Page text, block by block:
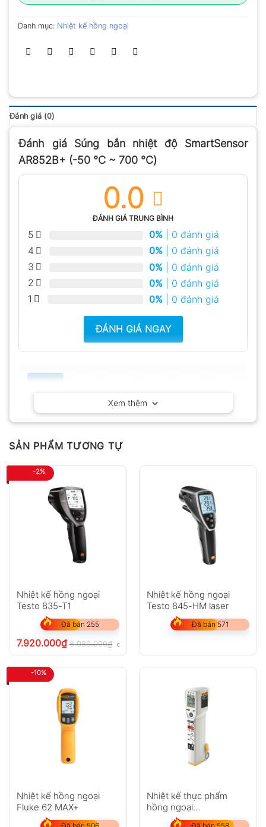
Danh mục: Nhiệt kế hồng ngoại
Đánh giá (0)
Đánh giá Súng bắn nhiệt độ SmartSensor
AR852B+ (-50 ℃ ~ 700 ℃)
0.0
ĐÁNH GIÁ TRUNG BÌNH
5 0% | 0 đánh giá
4
0% | 0 đánh giá
3
0% | 0 đánh giá
2
0% | 0 đánh giá
1
0% | 0 đánh giá
ĐÁNH GIÁ NGAY
Có ảnh
Chưa có đánh giá nào.
Hỏi đáp
Không có bình luận nào
Xem thêm
SẢN PHẨM TƯƠNG TỰ
-2%
Nhiệt kế hồng ngoại
Testo 835-T1
Đã bán 255
7.920.000₫ 8.080.000₫ chưa VAT 8%
Nhiệt kế hồng ngoại
Testo 845-HM laser
Đã bán 571
-10%
Nhiệt kế hồng ngoại
Fluke 62 MAX+
Nhiệt kế thực phẩm
hồng ngoại
Fluke FoodPro